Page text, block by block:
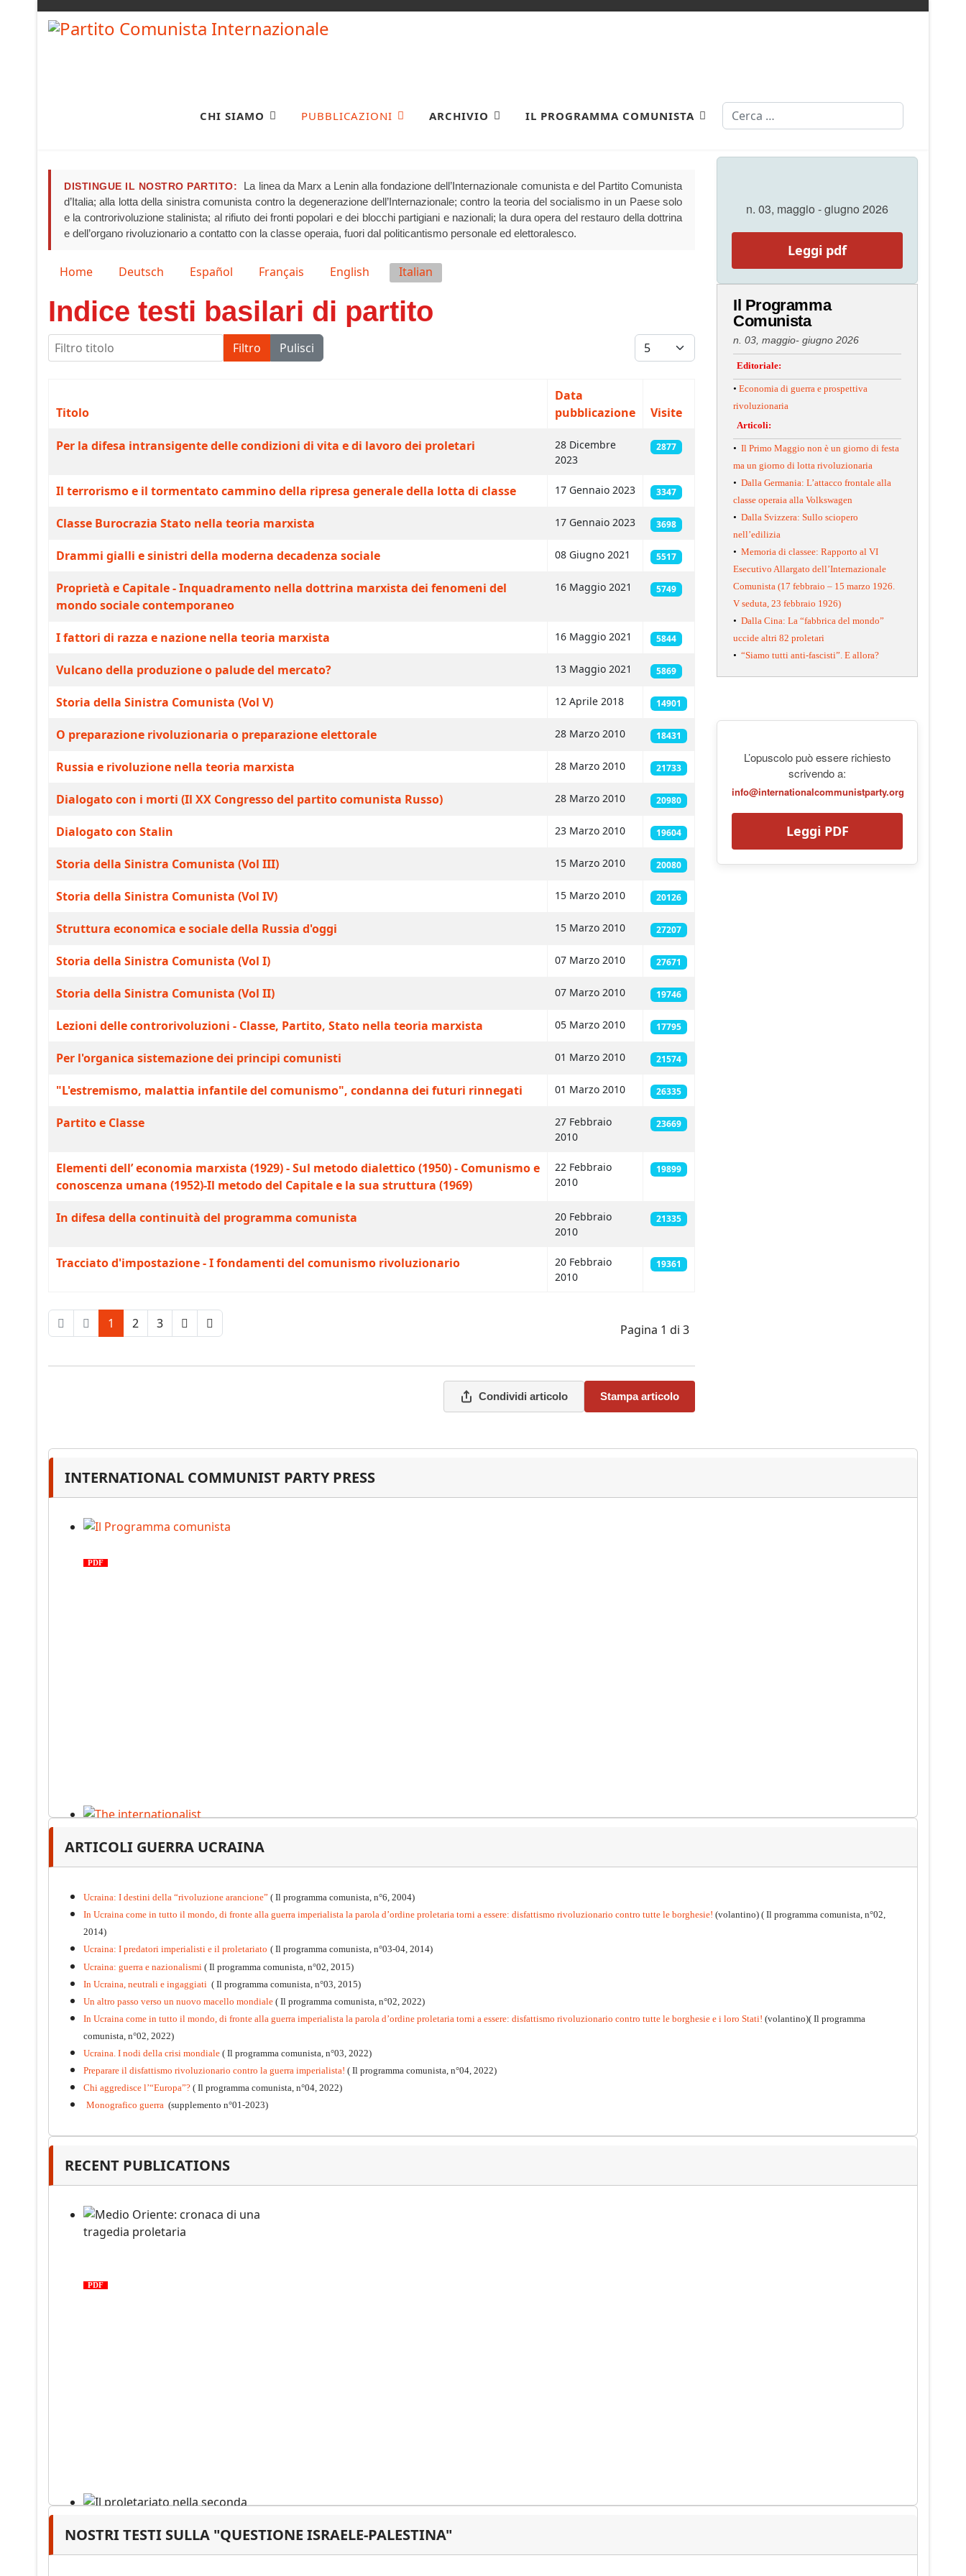
CHI SIAMO PUBBLICAZIONI ARCHIVIO IL PROGRAMMA COMUNISTA Cerca
DISTINGUE IL NOSTRO PARTITO:
La linea da Marx a Lenin alla fondazione dell’Internazionale comunista e del Partito Comunista
d’Italia; alla lotta della sinistra comunista contro la degenerazione dell’Internazionale; contro la teoria del socialismo in un Paese solo
e la controrivoluzione stalinista; al rifiuto dei fronti popolari e dei blocchi partigiani e nazionali; la dura opera del restauro della dottrina
e dell’organo rivoluzionario a contatto con la classe operaia, fuori dal politicantismo personale ed elettoralesco.
Seleziona la tua lingua
Home Deutsch Español Français English Italian
Indice testi basilari di partito
Filtro titolo Filtro Pulisci Visualizza #
Titolo
Data
pubblicazione
Visite
Per la difesa intransigente delle condizioni di vita e di lavoro dei proletari
28 Dicembre
2023
2877
Il terrorismo e il tormentato cammino della ripresa generale della lotta di classe 17 Gennaio 2023 3347
Classe Burocrazia Stato nella teoria marxista 17 Gennaio 2023 3698
Drammi gialli e sinistri della moderna decadenza sociale 08 Giugno 2021 5517
Proprietà e Capitale - Inquadramento nella dottrina marxista dei fenomeni del
mondo sociale contemporaneo
16 Maggio 2021 5749
I fattori di razza e nazione nella teoria marxista 16 Maggio 2021 5844
Vulcano della produzione o palude del mercato? 13 Maggio 2021 5869
Storia della Sinistra Comunista (Vol V) 12 Aprile 2018 14901
O preparazione rivoluzionaria o preparazione elettorale 28 Marzo 2010 18431
Russia e rivoluzione nella teoria marxista 28 Marzo 2010 21733
Dialogato con i morti (Il XX Congresso del partito comunista Russo) 28 Marzo 2010 20980
Dialogato con Stalin 23 Marzo 2010 19604
Storia della Sinistra Comunista (Vol III) 15 Marzo 2010 20080
Storia della Sinistra Comunista (Vol IV) 15 Marzo 2010 20126
Struttura economica e sociale della Russia d'oggi 15 Marzo 2010 27207
Storia della Sinistra Comunista (Vol I) 07 Marzo 2010 27671
Storia della Sinistra Comunista (Vol II) 07 Marzo 2010 19746
Lezioni delle controrivoluzioni - Classe, Partito, Stato nella teoria marxista 05 Marzo 2010 17795
Per l'organica sistemazione dei principi comunisti 01 Marzo 2010 21574
"L'estremismo, malattia infantile del comunismo", condanna dei futuri rinnegati 01 Marzo 2010 26335
Partito e Classe
27 Febbraio
2010
23669
Elementi dell’ economia marxista (1929) - Sul metodo dialettico (1950) - Comunismo e
conoscenza umana (1952)-Il metodo del Capitale e la sua struttura (1969)
22 Febbraio
2010
19899
In difesa della continuità del programma comunista
20 Febbraio
2010
21335
Tracciato d'impostazione - I fondamenti del comunismo rivoluzionario
20 Febbraio
2010
19361
Pagina 1 di 3
1 2 3
Condividi articolo Stampa articolo
n. 03, maggio - giugno 2026
Leggi pdf
Il Programma
Comunista
n. 03, maggio- giugno 2026
Editoriale:
• Economia di guerra e prospettiva
rivoluzionaria
Articoli:
• Il Primo Maggio non è un giorno di festa
ma un giorno di lotta rivoluzionaria
• Dalla Germania: L’attacco frontale alla
classe operaia alla Volkswagen
• Dalla Svizzera: Sullo sciopero
nell’edilizia
• Memoria di classee: Rapporto al VI
Esecutivo Allargato dell’Internazionale
Comunista (17 febbraio – 15 marzo 1926.
V seduta, 23 febbraio 1926)
• Dalla Cina: La “fabbrica del mondo”
uccide altri 82 proletari
• “Siamo tutti anti-fascisti”. E allora?
L’opuscolo può essere richiesto
scrivendo a:
info@internationalcommunistparty.org
Leggi PDF
INTERNATIONAL COMMUNIST PARTY PRESS
PDF
PDF n.12, 2026
PDF n°10 - 2026
ARTICOLI GUERRA UCRAINA
Ucraina: I destini della “rivoluzione arancione” ( Il programma comunista, n°6, 2004)
In Ucraina come in tutto il mondo, di fronte alla guerra imperialista la parola d’ordine proletaria torni a essere: disfattismo rivoluzionario contro tutte le borghesie! (volantino) ( Il programma comunista, n°02,
2014)
Ucraina: I predatori imperialisti e il proletariato ( Il programma comunista, n°03-04, 2014)
Ucraina: guerra e nazionalismi ( Il programma comunista, n°02, 2015)
In Ucraina, neutrali e ingaggiati ( Il programma comunista, n°03, 2015)
Un altro passo verso un nuovo macello mondiale ( Il programma comunista, n°02, 2022)
In Ucraina come in tutto il mondo, di fronte alla guerra imperialista la parola d’ordine proletaria torni a essere: disfattismo rivoluzionario contro tutte le borghesie e i loro Stati! (volantino)( Il programma
comunista, n°02, 2022)
Ucraina. I nodi della crisi mondiale ( Il programma comunista, n°03, 2022)
Preparare il disfattismo rivoluzionario contro la guerra imperialista! ( Il programma comunista, n°04, 2022)
Chi aggredisce l’“Europa”? ( Il programma comunista, n°04, 2022)
Monografico guerra (supplemento n°01-2023)
RECENT PUBLICATIONS
PDF
Il proletariato nella seconda
guerra mondiale e nella
NOSTRI TESTI SULLA "QUESTIONE ISRAELE-PALESTINA"